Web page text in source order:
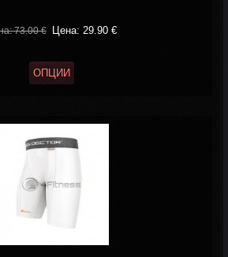
73.00€ Цена: 29.90 €
ОПЦИИ